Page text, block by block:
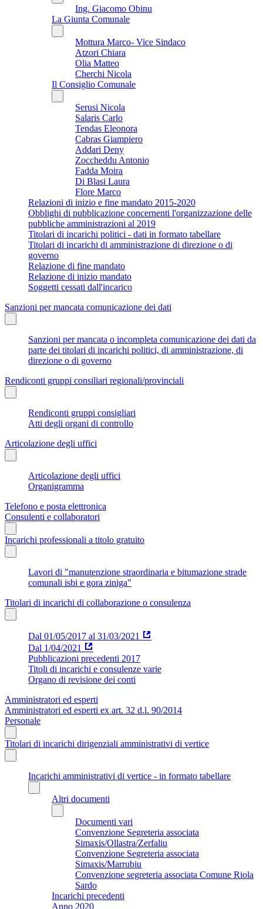
Ing. Giacomo Obinu
La Giunta Comunale
Mottura Marco- Vice Sindaco
Atzori Chiara
Olia Matteo
Cherchi Nicola
Il Consiglio Comunale
Serusi Nicola
Salaris Carlo
Tendas Eleonora
Cabras Giampiero
Addari Deny
Zoccheddu Antonio
Fadda Moira
Di Blasi Laura
Flore Marco
Relazioni di inizio e fine mandato 2015-2020
Obblighi di pubblicazione concernenti l'organizzazione delle
pubbliche amministrazioni al 2019
Titolari di incarichi politici - dati in formato tabellare
Titolari di incarichi di amministrazione di direzione o di
governo
Relazione di fine mandato
Relazione di inizio mandato
Soggetti cessati dall'incarico
Sanzioni per mancata comunicazione dei dati
Sanzioni per mancata o incompleta comunicazione dei dati da
parte dei titolari di incarichi politici, di amministrazione, di
direzione o di governo
Rendiconti gruppi consiliari regionali/provinciali
Rendiconti gruppi consigliari
Atti degli organi di controllo
Articolazione degli uffici
Articolazione degli uffici
Organigramma
Telefono e posta elettronica
Consulenti e collaboratori
Incarichi professionali a titolo gratuito
Lavori di "manutenzione straordinaria e bitumazione strade
comunali isbi e gora ziniga"
Titolari di incarichi di collaborazione o consulenza
Dal 01/05/2017 al 31/03/2021
Dal 1/04/2021
Pubblicazioni precedenti 2017
Titoli di incarichi e consulenze varie
Organo di revisione dei conti
Amministratori ed esperti
Amministratori ed esperti ex art. 32 d.l. 90/2014
Personale
Titolari di incarichi dirigenziali amministrativi di vertice
Incarichi amministrativi di vertice - in formato tabellare
Altri documenti
Documenti vari
Convenzione Segreteria associata
Simaxis/Ollastra/Zerfaliu
Convenzione Segreteria associata
Simaxis/Marrubiu
Convenzione segreteria associata Comune Riola
Sardo
Incarichi precedenti
Anno 2020